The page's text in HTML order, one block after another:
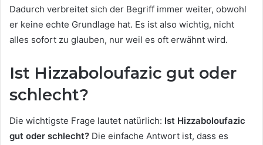
Dadurch verbreitet sich der Begriff immer weiter, obwohl
er keine echte Grundlage hat. Es ist also wichtig, nicht
alles sofort zu glauben, nur weil es oft erwähnt wird.
Ist Hizzaboloufazic gut oder
schlecht?
Die wichtigste Frage lautet natürlich: Ist Hizzaboloufazic
gut oder schlecht? Die einfache Antwort ist, dass es